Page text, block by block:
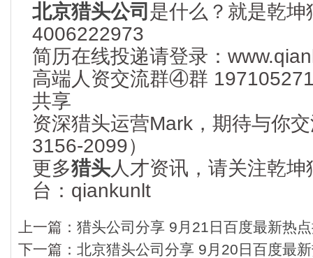
北京猎头公司 是什么？就是乾
4006222973
简历在线投递请登录：
高端人资交流群④群
共享
资深猎头运营Mark，期待与你
3156-2099）
更多猎头人才资讯，请关注乾
台：qiankunlt
上一篇： 猎头公司分享 9月21日百度最新热
下一篇： 北京猎头公司分享 9月20日百度最